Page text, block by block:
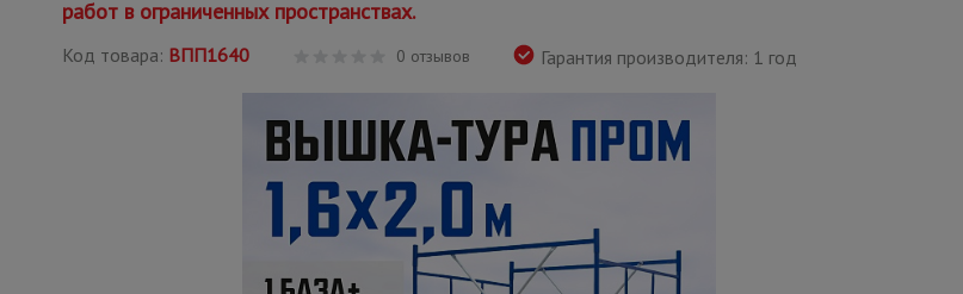
Сетка, тенты, брезенты
Строительные подъемники
Грузоподъемное оборудование
Мусоропровод строительный
Фанера ламинированная
Опалубка
Вибротехника для строительства
работ в ограниченных пространствах.
Код товара: ВПП1640 0 отзывов Гарантия производителя: 1 год